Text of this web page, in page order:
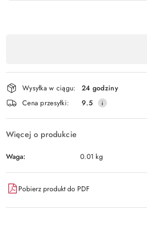
płatność
i
dostawa
Wysyłka w ciągu:
24 godziny
Cena przesyłki:
9.5
Więcej o produkcie
Waga: 0.01 kg
Pobierz produkt do PDF